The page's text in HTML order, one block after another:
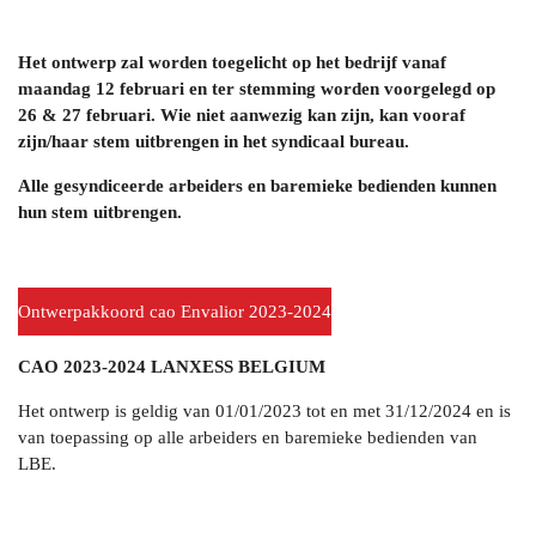
Het ontwerp zal worden toegelicht op het bedrijf vanaf
maandag 12 februari en ter stemming worden voorgelegd op
26 & 27 februari. Wie niet aanwezig kan zijn, kan vooraf
zijn/haar stem uitbrengen in het syndicaal bureau.
Alle gesyndiceerde arbeiders en baremieke bedienden kunnen
hun stem uitbrengen.
Ontwerpakkoord cao Envalior 2023-2024
CAO 2023-2024 LANXESS BELGIUM
Het ontwerp is geldig van 01/01/2023 tot en met 31/12/2024 en is
van toepassing op alle arbeiders en baremieke bedienden van
LBE.